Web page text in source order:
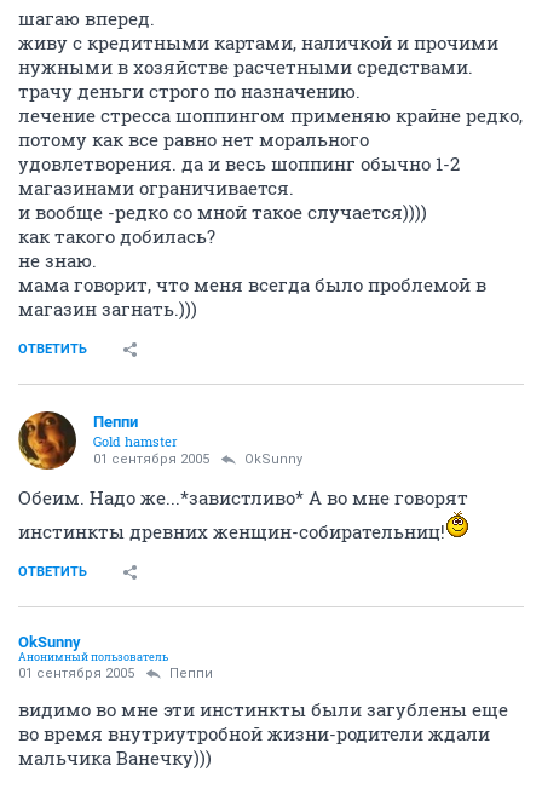
шагаю вперед.
живу с кредитными картами, наличкой и прочими
нужными в хозяйстве расчетными средствами.
трачу деньги строго по назначению.
лечение стресса шоппингом применяю крайне редко,
потому как все равно нет морального
удовлетворения. да и весь шоппинг обычно 1-2
магазинами ограничивается.
и вообще -редко со мной такое случается))))
как такого добилась?
не знаю.
мама говорит, что меня всегда было проблемой в
магазин загнать.)))
ОТВЕТИТЬ
Пеппи
Gold hamster
01 сентября 2005 OkSunny
Обеим. Надо же...*завистливо* А во мне говорят
инстинкты древних женщин-собирательниц!
ОТВЕТИТЬ
OkSunny
Анонимный пользователь
01 сентября 2005 Пеппи
видимо во мне эти инстинкты были загублены еще
во время внутриутробной жизни-родители ждали
мальчика Ванечку)))